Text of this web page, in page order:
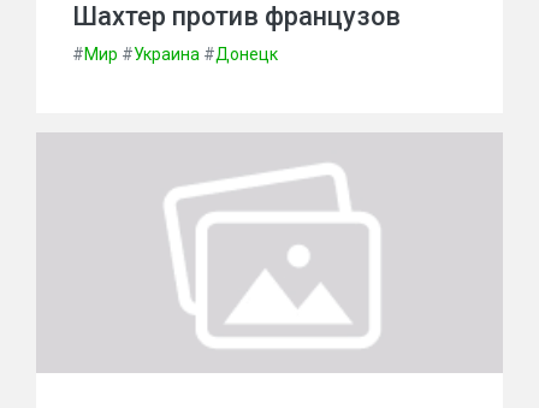
Шахтер против французов
#Мир #Украина #Донецк